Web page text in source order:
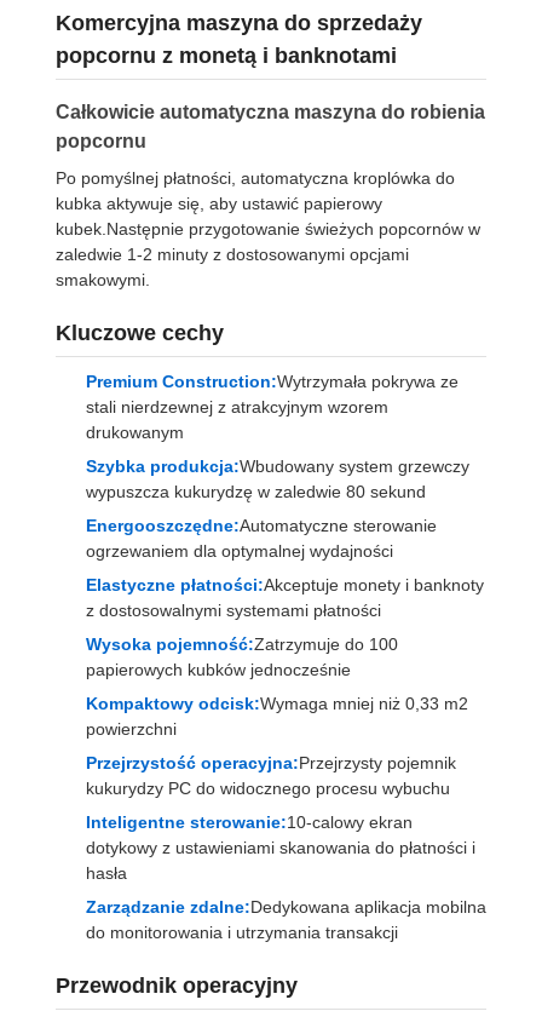
Komercyjna maszyna do sprzedaży
popcornu z monetą i banknotami
Całkowicie automatyczna maszyna do robienia
popcornu
Po pomyślnej płatności, automatyczna kroplówka do
kubka aktywuje się, aby ustawić papierowy
kubek.Następnie przygotowanie świeżych popcornów w
zaledwie 1-2 minuty z dostosowanymi opcjami
smakowymi.
Kluczowe cechy
Premium Construction:Wytrzymała pokrywa ze
stali nierdzewnej z atrakcyjnym wzorem
drukowanym
Szybka produkcja:Wbudowany system grzewczy
wypuszcza kukurydzę w zaledwie 80 sekund
Energooszczędne:Automatyczne sterowanie
ogrzewaniem dla optymalnej wydajności
Elastyczne płatności:Akceptuje monety i banknoty
z dostosowalnymi systemami płatności
Wysoka pojemność:Zatrzymuje do 100
papierowych kubków jednocześnie
Kompaktowy odcisk:Wymaga mniej niż 0,33 m2
powierzchni
Przejrzystość operacyjna:Przejrzysty pojemnik
kukurydzy PC do widocznego procesu wybuchu
Inteligentne sterowanie:10-calowy ekran
dotykowy z ustawieniami skanowania do płatności i
hasła
Zarządzanie zdalne:Dedykowana aplikacja mobilna
do monitorowania i utrzymania transakcji
Przewodnik operacyjny